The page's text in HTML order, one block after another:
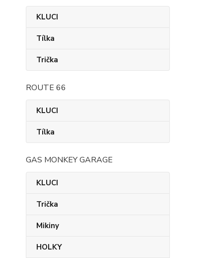
KLUCI
Tílka
Trička
ROUTE 66
KLUCI
Tílka
GAS MONKEY GARAGE
KLUCI
Trička
Mikiny
HOLKY